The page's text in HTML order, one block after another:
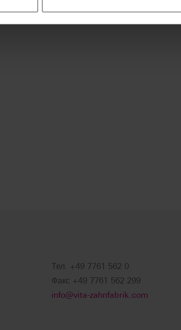
Тел. +49 7761 562 0
Факс +49 7761 562 299
info@vita-zahnfabrik.com